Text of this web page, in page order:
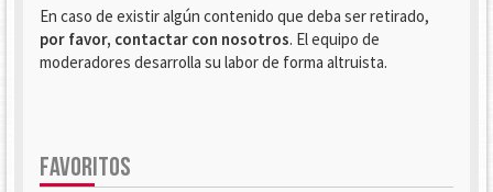
En caso de existir algún contenido que deba ser retirado,
por favor, contactar con nosotros. El equipo de
moderadores desarrolla su labor de forma altruista.
FAVORITOS